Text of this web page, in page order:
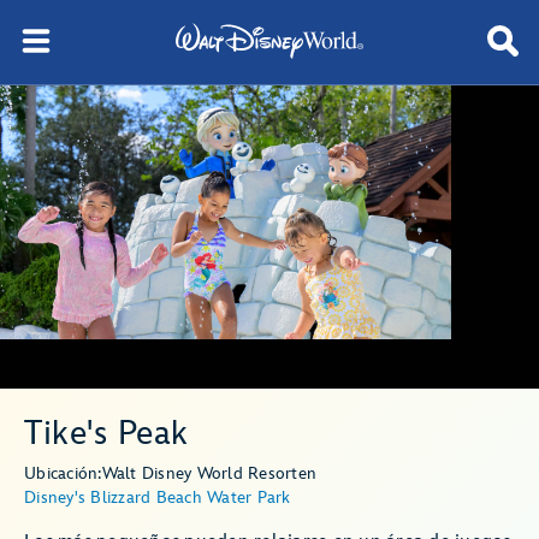
Tike's Peak
Ubicación:Walt Disney World Resorten
Disney's Blizzard Beach Water Park